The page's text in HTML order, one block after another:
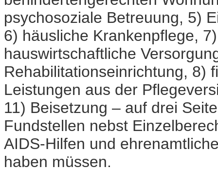
psychosoziale Betreuung, 5)
6) häusliche Krankenpflege,
hauswirtschaftliche
Rehabilitationseinrichtung, 8)
Leistungen aus der
11) Beisetzung – auf drei
Fundstellen nebst
AIDS-Hilfen und
haben müssen.